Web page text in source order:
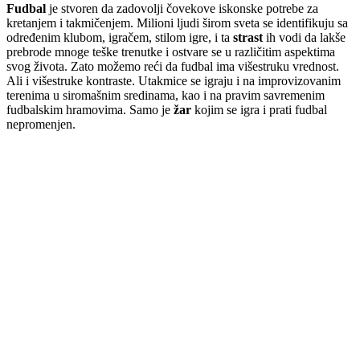
Fudbal je stvoren da zadovolji čovekove iskonske potrebe za
kretanjem i takmičenjem. Milioni ljudi širom sveta se identifikuju sa
određenim klubom, igračem, stilom igre, i ta strast ih vodi da lakše
prebrode mnoge teške trenutke i ostvare se u različitim aspektima
svog života. Zato možemo reći da fudbal ima višestruku vrednost.
Ali i višestruke kontraste. Utakmice se igraju i na improvizovanim
terenima u siromašnim sredinama, kao i na pravim savremenim
fudbalskim hramovima. Samo je žar kojim se igra i prati fudbal
nepromenjen.